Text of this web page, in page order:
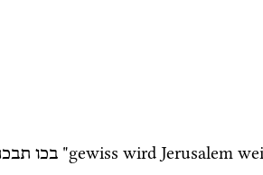
בכו "gewiss wird Jerusalem